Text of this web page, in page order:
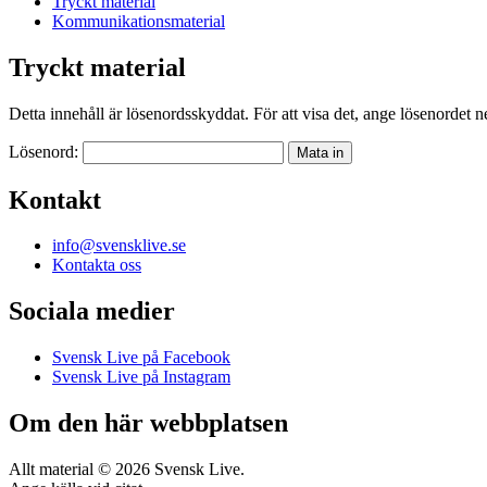
Kommunikationsmaterial
Tryckt material
Detta innehåll är lösenordsskyddat. För att visa det, ange lösenordet
Lösenord:
Kontakt
info@svensklive.se
Kontakta oss
Sociala medier
Svensk Live på Facebook
Svensk Live på Instagram
Om den här webbplatsen
Allt material © 2026 Svensk Live.